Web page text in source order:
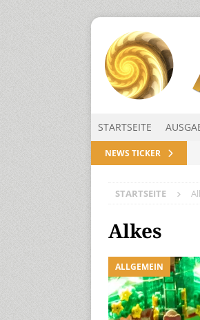
STARTSEITE
NEWS TICKER
STARTSEITE
Alkes
ALLGEMEIN